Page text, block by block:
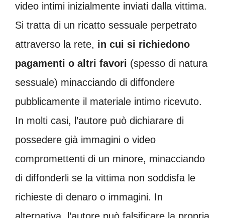
video intimi inizialmente inviati dalla vittima.
Si tratta di un ricatto sessuale perpetrato
attraverso la rete, in cui si richiedono
pagamenti o altri favori (spesso di natura
sessuale) minacciando di diffondere
pubblicamente il materiale intimo ricevuto.
In molti casi, l’autore può dichiarare di
possedere già immagini o video
compromettenti di un minore, minacciando
di diffonderli se la vittima non soddisfa le
richieste di denaro o immagini. In